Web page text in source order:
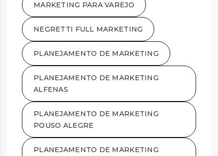
MARKETING PARA VAREJO
NEGRETTI FULL MARKETING
PLANEJAMENTO DE MARKETING
PLANEJAMENTO DE MARKETING
ALFENAS
PLANEJAMENTO DE MARKETING
POUSO ALEGRE
PLANEJAMENTO DE MARKETING